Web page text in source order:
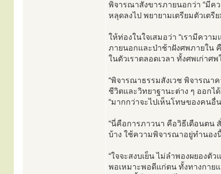
พิจารณาสังขารภายนอกว่า “มีค
หลุดลงไป พยายามเตรียมตัวเตรี
ให้ท่องในใจเสมอว่า “เรามีควา
ภายนอกและป่าช้าฝังศพภายใน
ในตัวเราตลอดเวลา ทั้งศพเก่าศ
“พิจารณาธรรมสังเวช พิจารณา
ชีวิตและวิทยาฐานะต่าง ๆ ออกไ
“มากกว่าจะไปเห็นโทษของคนอื่
“นี่คือการภาวนา คือวิธีเตือนตน
บ้าง ใช้ความพิจารณาอยู่ทำนอง
“ใจจะสงบเย็น ไม่ลำพองผยองตั
พอเหมาะพอดีแก่ตน ทั้งทางกาย